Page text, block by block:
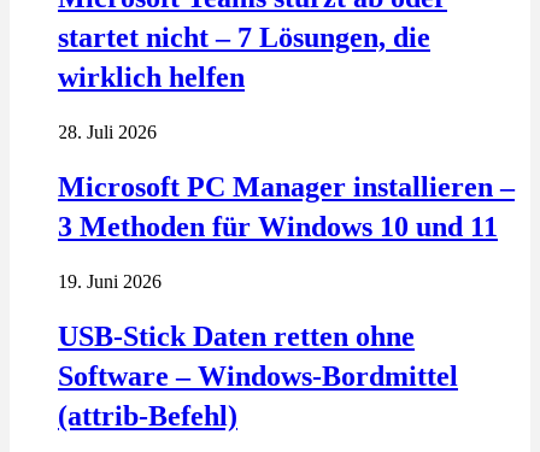
startet nicht – 7 Lösungen, die
wirklich helfen
28. Juli 2026
Microsoft PC Manager installieren –
3 Methoden für Windows 10 und 11
19. Juni 2026
USB-Stick Daten retten ohne
Software – Windows-Bordmittel
(attrib-Befehl)